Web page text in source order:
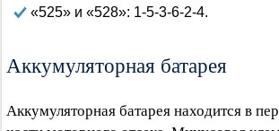
«525» и «528»: 1-5-3-6-2-4.
Аккумуляторная батарея
Аккумуляторная батарея находится в